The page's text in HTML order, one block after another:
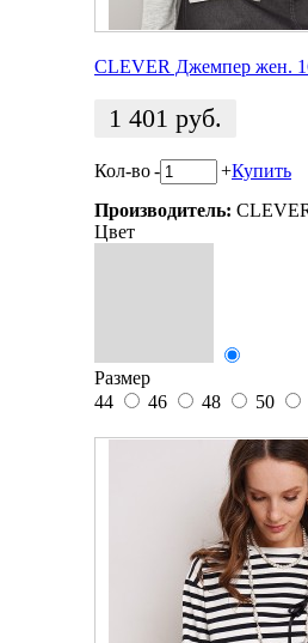
CLEVER Джемпер жен.
1 401 руб.
Кол-во- +Купить
Производитель:
Цвет
Размер
44
46 48 50